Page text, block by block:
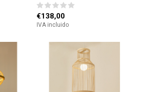
€138,00
IVA incluido